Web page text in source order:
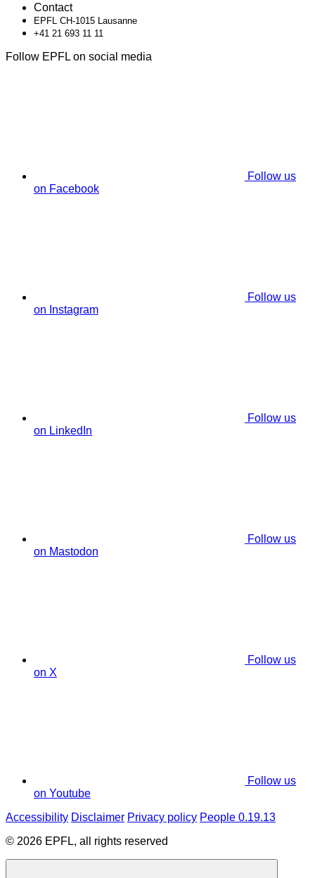
Contact
EPFL CH-1015 Lausanne
+41 21 693 11 11
Follow EPFL on social media
Follow us
on Facebook
Follow us
on Instagram
Follow us
on LinkedIn
Follow us
on Mastodon
Follow us
on X
Follow us
on Youtube
Accessibility Disclaimer Privacy policy People 0.19.13
© 2026 EPFL, all rights reserved